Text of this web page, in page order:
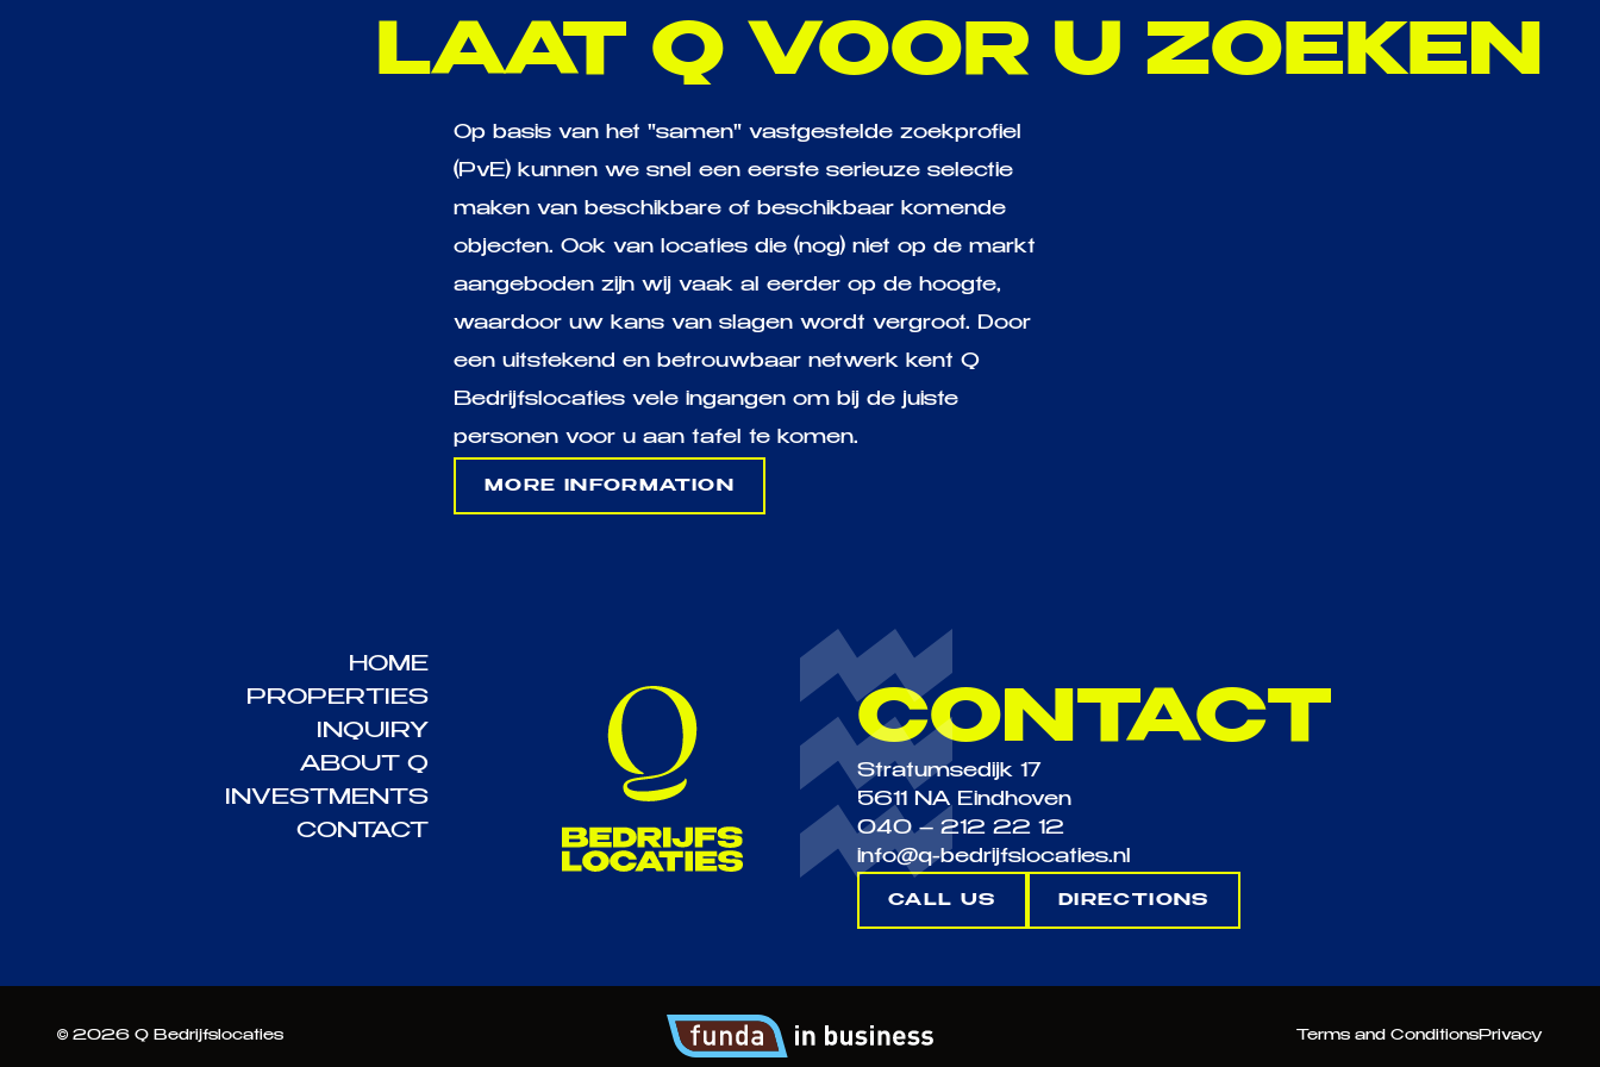
LAAT Q VOOR U ZOEKEN
Op basis van het "samen" vastgestelde zoekprofiel
(PvE) kunnen we snel een eerste serieuze selectie
maken van beschikbare of beschikbaar komende
objecten. Ook van locaties die (nog) niet op de markt
aangeboden zijn wij vaak al eerder op de hoogte,
waardoor uw kans van slagen wordt vergroot. Door
een uitstekend en betrouwbaar netwerk kent Q
Bedrijfslocaties vele ingangen om bij de juiste
personen voor u aan tafel te komen.
MORE INFORMATION
HOME
PROPERTIES
INQUIRY
ABOUT Q
INVESTMENTS
CONTACT
CONTACT
Stratumsedijk 17
5611 NA Eindhoven
040 – 212 22 12
info@q-bedrijfslocaties.nl
CALL US DIRECTIONS
© 2026 Q Bedrijfslocaties Terms and ConditionsPrivacy